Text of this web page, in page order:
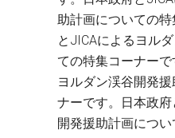
助計画についての
とJICAによるヨル
ての特集コーナー
ヨルダン渓谷開発
ナーです。日本政
開発援助計画につい